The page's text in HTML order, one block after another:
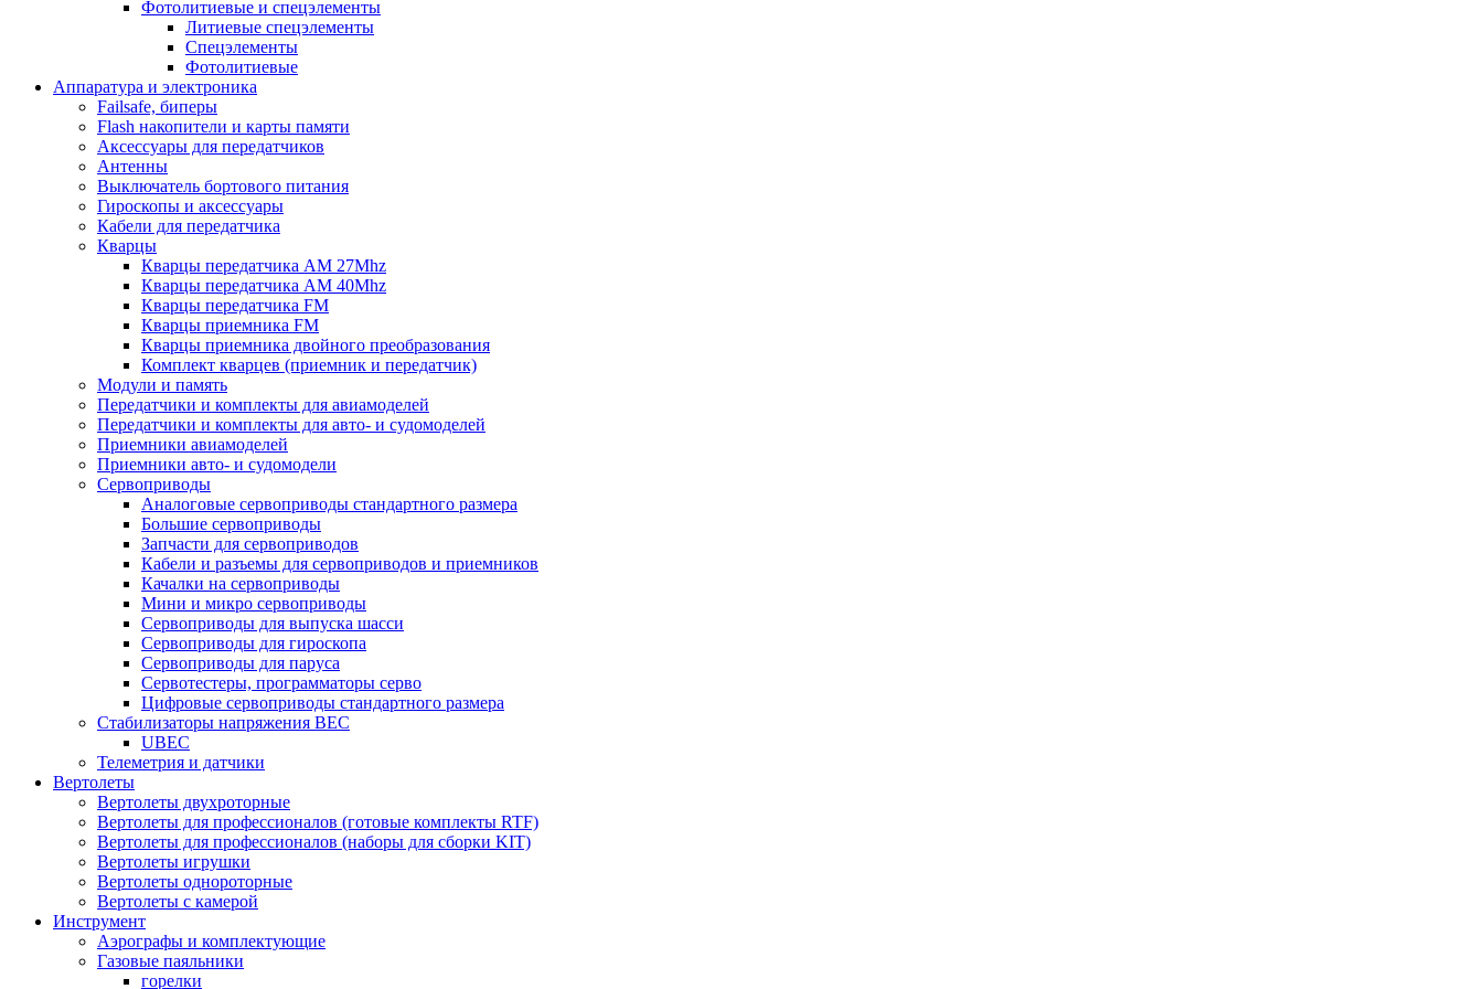
Фотолитиевые и спецэлементы
Литиевые спецэлементы
Спецэлементы
Фотолитиевые
Аппаратура и электроника
Failsafe, биперы
Flash накопители и карты памяти
Аксессуары для передатчиков
Антенны
Выключатель бортового питания
Гироскопы и аксессуары
Кабели для передатчика
Кварцы
Кварцы передатчика AM 27Mhz
Кварцы передатчика AM 40Mhz
Кварцы передатчика FM
Кварцы приемника FM
Кварцы приемника двойного преобразования
Комплект кварцев (приемник и передатчик)
Модули и память
Передатчики и комплекты для авиамоделей
Передатчики и комплекты для авто- и судомоделей
Приемники авиамоделей
Приемники авто- и судомодели
Сервоприводы
Аналоговые сервоприводы стандартного размера
Большие сервоприводы
Запчасти для сервоприводов
Кабели и разъемы для сервоприводов и приемников
Качалки на сервоприводы
Мини и микро сервоприводы
Сервоприводы для выпуска шасси
Сервоприводы для гироскопа
Сервоприводы для паруса
Сервотестеры, программаторы серво
Цифровые сервоприводы стандартного размера
Стабилизаторы напряжения BEC
UBEC
Телеметрия и датчики
Вертолеты
Вертолеты двухроторные
Вертолеты для профессионалов (готовые комплекты RTF)
Вертолеты для профессионалов (наборы для сборки KIT)
Вертолеты игрушки
Вертолеты однороторные
Вертолеты с камерой
Инструмент
Аэрографы и комплектующие
Газовые паяльники
горелки